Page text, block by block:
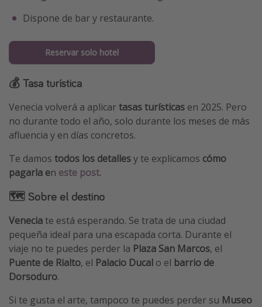
Dispone de bar y restaurante.
Reservar solo hotel
💰 Tasa turística
Venecia volverá a aplicartasas turísticas en 2025. Pero
no durante todo el año, solo durante los meses de más
afluencia y en días concretos.
Te damos todos los detallesy te explicamos cómo
pagarla en este post.
🗺 Sobre el destino
Venecia te está esperando. Se trata de una ciudad
pequeña ideal para una escapada corta. Durante el
viaje no te puedes perder la Plaza San Marcos, el
Puente de Rialto, el Palacio Ducal o el barrio de
Dorsoduro.
Si te gusta el arte, tampoco te puedes perder su Museo